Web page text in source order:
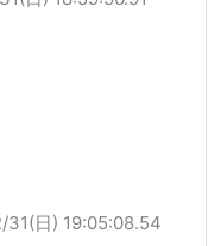
31(日) 19:05:08.54